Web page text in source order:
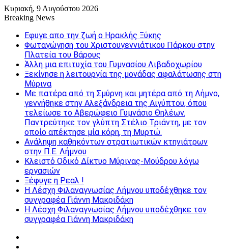
Κυριακή, 9 Αυγούστου 2026
Breaking News
Εφυγε απο την ζωή o Ηρακλής Ξύκης
Φωταγώγηση του Χριστουγεννιάτικου Πάρκου στην
Πλατεία του Βάρους
Άλλη μια επιτυχία του Γυμνασίου Λιβαδοχωρίου
Ξεκίνησε η λειτουργία της μονάδας αφαλάτωσης στη
Μύρινα
Με πατέρα από τη Σμύρνη και μητέρα από τη Λήμνο,
γεννήθηκε στην Αλεξάνδρεια της Αιγύπτου, όπου
τελείωσε το Αβερώφειο Γυμνάσιο Θηλέων.
Παντρεύτηκε τον γλύπτη Στέλιο Τριάντη, με τον
οποίο απέκτησε μία κόρη, τη Μυρτώ.
Ανάληψη καθηκόντων στρατιωτικών κτηνιάτρων
στην Π.Ε. Λήμνου
Κλειστό Οδικό Δίκτυο Μύρινας-Μούδρου λόγω
εργασιών
Ξέφυγε η Ρεαλ !
Η Λέσχη Φιλαναγνωσίας Λήμνου υποδέχθηκε τον
συγγραφέα Γιάννη Μακριδάκη
Η Λέσχη Φιλαναγνωσίας Λήμνου υποδέχθηκε τον
συγγραφέα Γιάννη Μακριδάκη